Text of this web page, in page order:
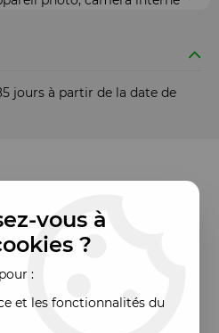
jours à partir de la date de
vous à
?
:
et les fonctionnalités du